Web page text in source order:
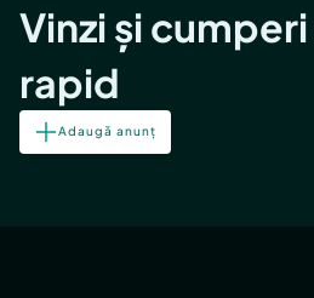
Vinzi și
rapid
Adaugă anunț